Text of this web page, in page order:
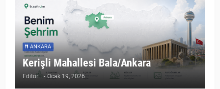
ANKARA
Kerişli Mahallesi Bala/Ankara
Editör: - Ocak 19, 2026